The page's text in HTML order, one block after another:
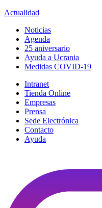
Actualidad
Noticias
Agenda
25 aniversario
Ayuda a Ucrania
Medidas COVID-19
Intranet
Tienda Online
Empresas
Prensa
Sede Electrónica
Contacto
Ayuda